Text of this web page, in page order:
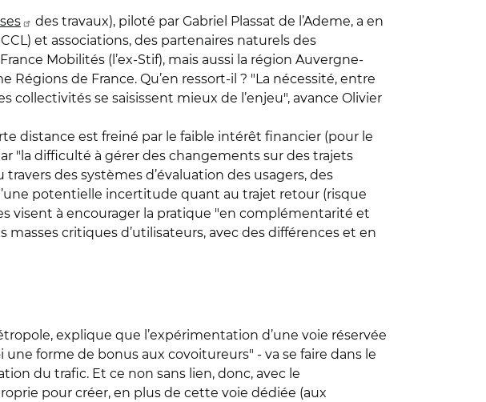
des travaux), piloté par Gabriel Plassat de l’Ademe, a en
et associations, des partenaires naturels des
Mobilités (l’ex-Stif), mais aussi la région Auvergne-
de France. Qu’en ressort-il ? "La nécessité, entre
se saisissent mieux de l’enjeu", avance Olivier
distance est freiné par le faible intérêt financier (pour le
"la difficulté à gérer des changements sur des trajets
des systèmes d’évaluation des usagers, des
potentielle incertitude quant au trajet retour (risque
visent à encourager la pratique "en complémentarité et
critiques d’utilisateurs, avec des différences et en
explique que l’expérimentation d’une voie réservée
forme de bonus aux covoitureurs" - va se faire dans le
du trafic. Et ce non sans lien, donc, avec le
pour créer, en plus de cette voie dédiée (aux